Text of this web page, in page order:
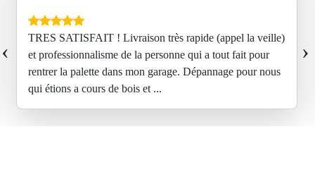
TRES SATISFAIT ! Livraison très rapide (appel la veille)
et professionnalisme de la personne qui a tout fait pour
rentrer la palette dans mon garage. Dépannage pour nous
qui étions a cours de bois et ...
‹ ›